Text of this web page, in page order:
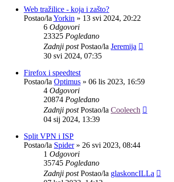
Web tražilice - koja i zašto?
Postao/la Yorkin » 13 svi 2024, 20:22
6 Odgovori
23325 Pogledano
Zadnji postPostao/la Jeremija
30 svi 2024, 07:35
Firefox i speedtest
Postao/la Optimus » 06 lis 2023, 16:59
4 Odgovori
20874 Pogledano
Zadnji postPostao/la Cooleech
04 sij 2024, 13:39
Split VPN i ISP
Postao/la Spider» 26 svi 2023, 08:44
1 Odgovori
35745 Pogledano
Zadnji postPostao/la glaskoncILLa